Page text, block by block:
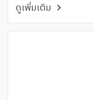
ดูเพิ่มเติม